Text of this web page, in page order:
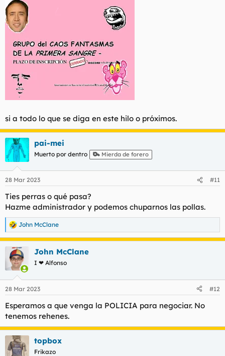
:
si a todo lo que se diga en este hilo o próximos.
pai-mei
Muerto por dentro Mierda de forero
28 Mar 2023 #11
Ties perras o qué pasa?
Hazme administrador y podemos chuparnos las pollas.
R
e
a
c
c
e
:
John McClane
John McClane
I ❤ Alfonso
28 Mar 2023 #12
Esperamos a que venga la POLICIA para negociar. No
tenemos rehenes.
topbox
Frikazo